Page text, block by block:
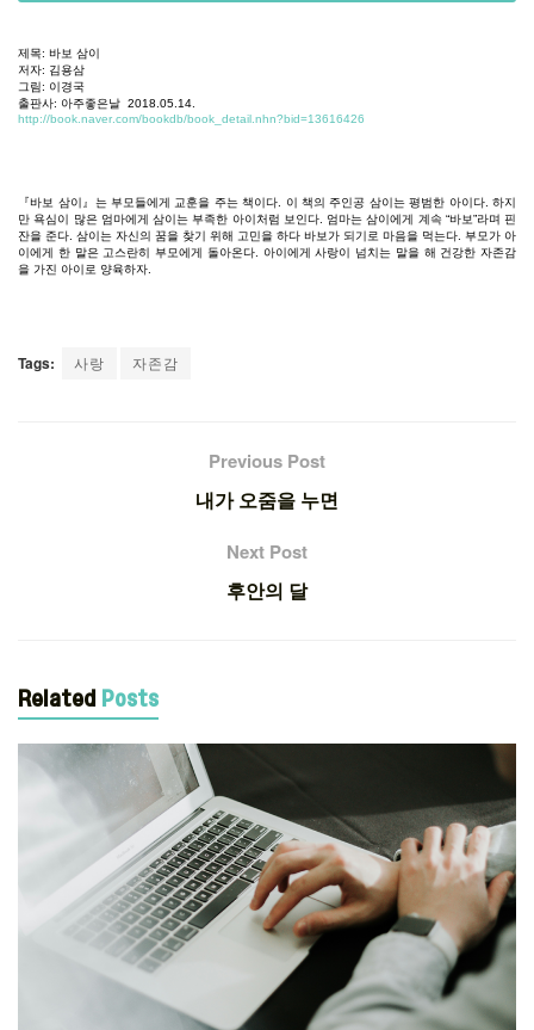
제목: 바보 삼이
저자: 김용삼
그림: 이경국
출판사: 아주좋은날 2018.05.14.
http://book.naver.com/bookdb/book_detail.nhn?bid=13616426
『바보 삼이』는 부모들에게 교훈을 주는 책이다 이 책의 주인공 삼이는 평범한 아이다.하지
만 욕심이 많은 엄마에게 삼이는 부족한 아이처럼 보인다. 엄마는 삼이에게 계속“바보”라며 핀
잔을 준다 삼이는 자신의 꿈을 찾기 위해 고민을 하다 바보가 되기로 마음을 먹는다 부모가 아
이에게 한 말은 고스란히 부모에게 돌아온다. 아이에게 사랑이 넘치는 말을 해 건강한 자존감
을 가진 아이로 양육하자
Tags: 사랑 자존감
Previous Post
내가 오줌을 누면
Next Post
후안의 달
Related Posts